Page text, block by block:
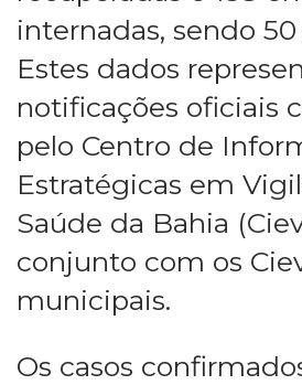
internadas, sendo
Estes dados
notificações oficiais
pelo Centro de
Estratégicas em
Saúde da Bahia
conjunto com os
municipais.
Os casos